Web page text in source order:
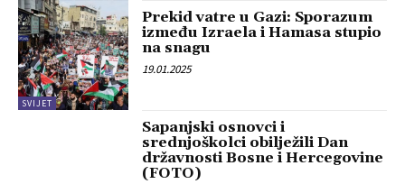
SVIJET
Prekid vatre u Gazi: Sporazum
između Izraela i Hamasa stupio
na snagu
19.01.2025
Sapanjski osnovci i
srednjoškolci obilježili Dan
državnosti Bosne i Hercegovine
(FOTO)